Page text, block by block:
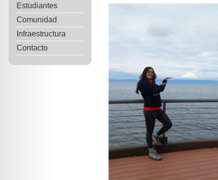
Estudiantes
Comunidad
Infraestructura
Contacto